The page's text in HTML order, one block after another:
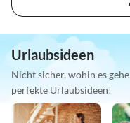
Urlaubsideen
Nicht sicher, wohin es
perfekte Urlaubsideen!